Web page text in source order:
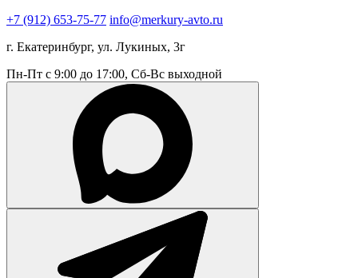
+7 (912) 653-75-77 info@merkury-avto.ru
г. Екатеринбург, ул. Лукиных, 3г
Пн-Пт с 9:00 до 17:00, Сб-Вс выходной